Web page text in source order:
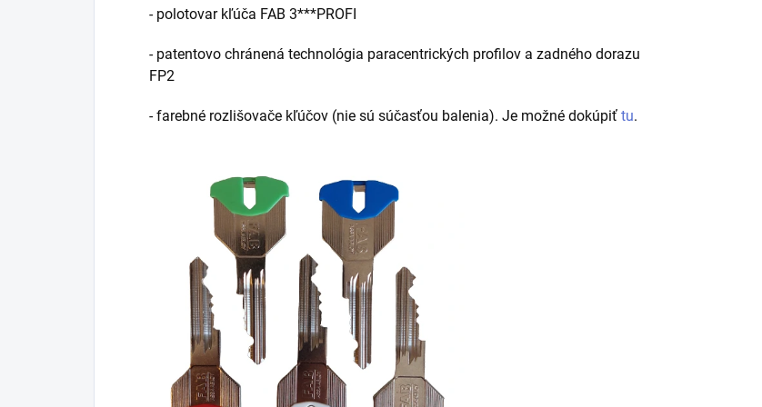
- polotovar kľúča FAB 3***PROFI
- patentovo chránená technológia paracentrických profilov a zadného dorazu
FP2
- farebné rozlišovače kľúčov (nie sú súčasťou balenia). Je možné dokúpiť tu.